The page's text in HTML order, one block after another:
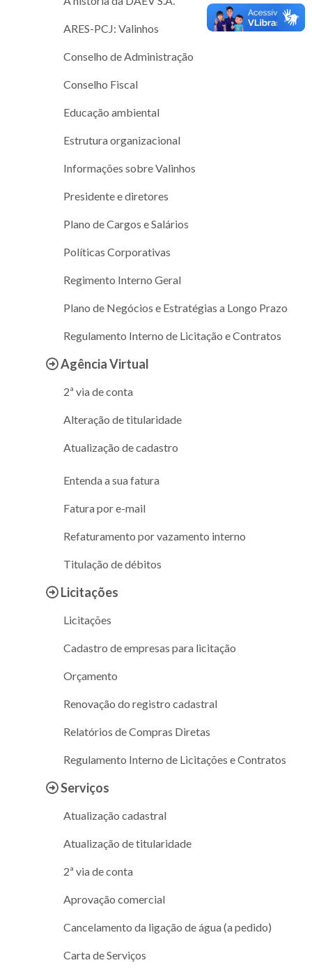
ARES-PCJ: Valinhos
Conselho de Administração
Conselho Fiscal
Educação ambiental
Estrutura organizacional
Informações sobre Valinhos
Presidente e diretores
Plano de Cargos e Salários
Políticas Corporativas
Regimento Interno Geral
Plano de Negócios e Estratégias a Longo Prazo
Regulamento Interno de Licitação e Contratos
Agência Virtual
2ª via de conta
Alteração de titularidade
Atualização de cadastro
Entenda a sua fatura
Fatura por e-mail
Refaturamento por vazamento interno
Titulação de débitos
Licitações
Licitações
Cadastro de empresas para licitação
Orçamento
Renovação do registro cadastral
Relatórios de Compras Diretas
Regulamento Interno de Licitações e Contratos
Serviços
Atualização cadastral
Atualização de titularidade
2ª via de conta
Aprovação comercial
Cancelamento da ligação de água (a pedido)
Carta de Serviços